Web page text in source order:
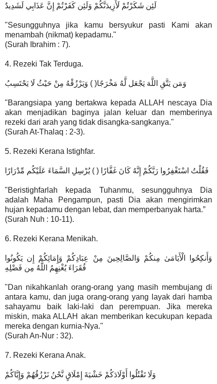
لَئِن شَكَرْتُمْ لَأَزِيدَنَّكُمْ وَلَئِن كَفَرْتُمْ إِنَّ عَذَابِي لَشَدِيدٌ
"Sesungguhnya jika kamu bersyukur pasti Kami akan
menambah (nikmat) kepadamu."
(Surah Ibrahim : 7).
4. Rezeki Tak Terduga.
وَمَن يَتَّقِ اللَّهَ يَجْعَل لَّهُ مَخْرَجًا( ) وَيَرْزُقْهُ مِنْ حَيْثُ لَا يَحْتَسِبُ
"Barangsiapa yang bertakwa kepada ALLAH nescaya Dia
akan menjadikan baginya jalan keluar dan memberinya
rezeki dari arah yang tidak disangka-sangkanya."
(Surah At-Thalaq : 2-3).
5. Rezeki Kerana Istighfar.
فَقُلْتُ اسْتَغْفِرُوا رَبَّكُمْ إِنَّهُ كَانَ غَفَّارًا ( ) يُرْسِلِ السَّمَاءَ عَلَيْكُم مِّدْرَارًا
"Beristighfarlah kepada Tuhanmu, sesungguhnya Dia
adalah Maha Pengampun, pasti Dia akan mengirimkan
hujan kepadamu dengan lebat, dan memperbanyak harta.”
(Surah Nuh : 10-11).
6. Rezeki Kerana Menikah.
وَأَنكِحُوا الْأَيَامَىٰ مِنكُمْ وَالصَّالِحِينَ مِنْ عِبَادِكُمْ وَإِمَائِكُمْ إِن يَكُونُوا
فُقَرَاءَ يُغْنِهِمُ اللَّهُ مِن فَضْلِهِ
"Dan nikahkanlah orang-orang yang masih membujang di
antara kamu, dan juga orang-orang yang layak dari hamba
sahayamu baik laki-laki dan perempuan. Jika mereka
miskin, maka ALLAH akan memberikan kecukupan kepada
mereka dengan kurnia-Nya."
(Surah An-Nur : 32).
7. Rezeki Kerana Anak.
وَلَا تَقْتُلُوا أَوْلَادَكُمْ خَشْيَةَ إِمْلَاقٍ نَّحْنُ نَرْزُقُهُمْ وَإِيَّاكُمْ